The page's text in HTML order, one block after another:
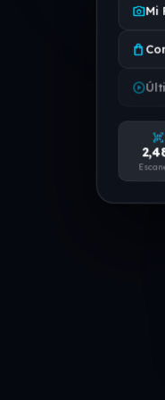
photo_cameraMi
shopping_bag
play_circle
qr_code_scanner